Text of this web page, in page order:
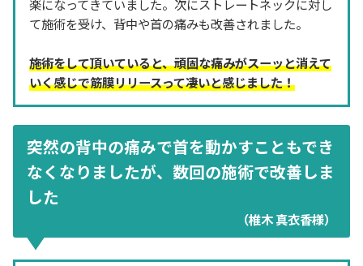
楽になってきていました。次にストレートネックに対し
て施術を受け、背中や首の痛みも改善されました。
施術をして頂いていると、頑固な痛みがスーッと消えて
いく感じで筋膜リリースって凄いと感じました！
突然の背中の痛みで首を動かすこともでき
なくなりましたが、数回の施術で改善しま
した
（椎木 真衣香様）